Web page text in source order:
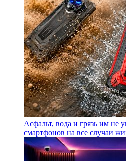
Асфальт, вода и грязь им не
смартфонов на все случаи